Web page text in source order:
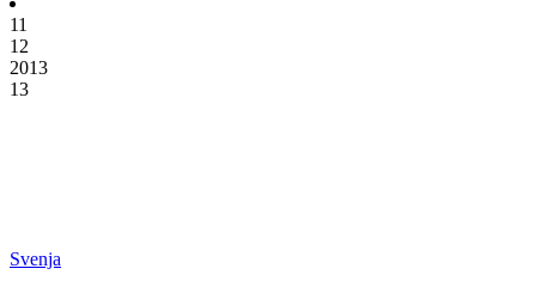
11
12
2013
13
Svenja